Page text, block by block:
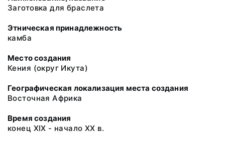
Заготовка для браслета
Этническая принадлежность
камба
Место создания
Кения (округ Икута)
Географическая локализация места создания
Восточная Африка
Время создания
конец XIX - начало XX в.